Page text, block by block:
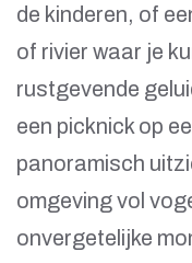
de kinderen, of
of rivier waar je
rustgevende
een picknick op
panoramisch
omgeving vol
onvergetelijke